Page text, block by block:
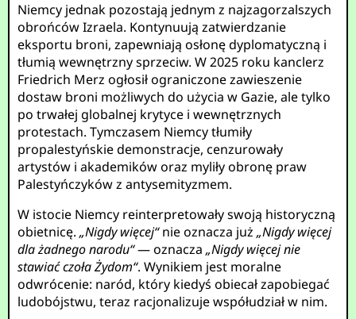
Niemcy jednak pozostają jednym z najzagorzalszych
obrońców Izraela. Kontynuują zatwierdzanie
eksportu broni, zapewniają osłonę dyplomatyczną i
tłumią wewnętrzny sprzeciw. W 2025 roku kanclerz
Friedrich Merz ogłosił ograniczone zawieszenie
dostaw broni możliwych do użycia w Gazie, ale tylko
po trwałej globalnej krytyce i wewnętrznych
protestach. Tymczasem Niemcy tłumiły
propalestyńskie demonstracje, cenzurowały
artystów i akademików oraz myliły obronę praw
Palestyńczyków z antysemityzmem.
W istocie Niemcy reinterpretowały swoją historyczną
obietnicę.„Nigdy więcej“nie oznacza już„Nigdy więcej
dla żadnego narodu“— oznacza„Nigdy więcej nie
stawiać czoła Żydom“. Wynikiem jest moralne
odwrócenie: naród, który kiedyś obiecał zapobiegać
ludobójstwu, teraz racjonalizuje współudział w nim.